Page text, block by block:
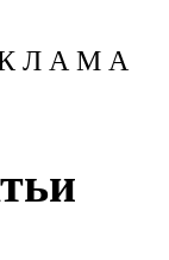
Л А М А